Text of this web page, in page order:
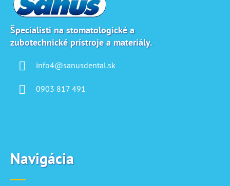
Špecialisti na stomatologické a
zubotechnické prístroje a materiály.
info4@sanusdental.sk
0903 817 491
Navigácia